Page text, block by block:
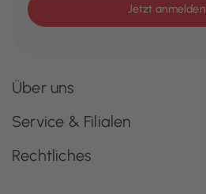
Jetzt anmelden
Über uns
Service & Filialen
Rechtliches